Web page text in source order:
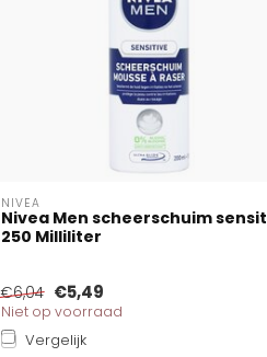
NIVEA
Nivea Men scheerschuim
250 Milliliter
€6,04 €5,49
Niet op voorraad
Vergelijk